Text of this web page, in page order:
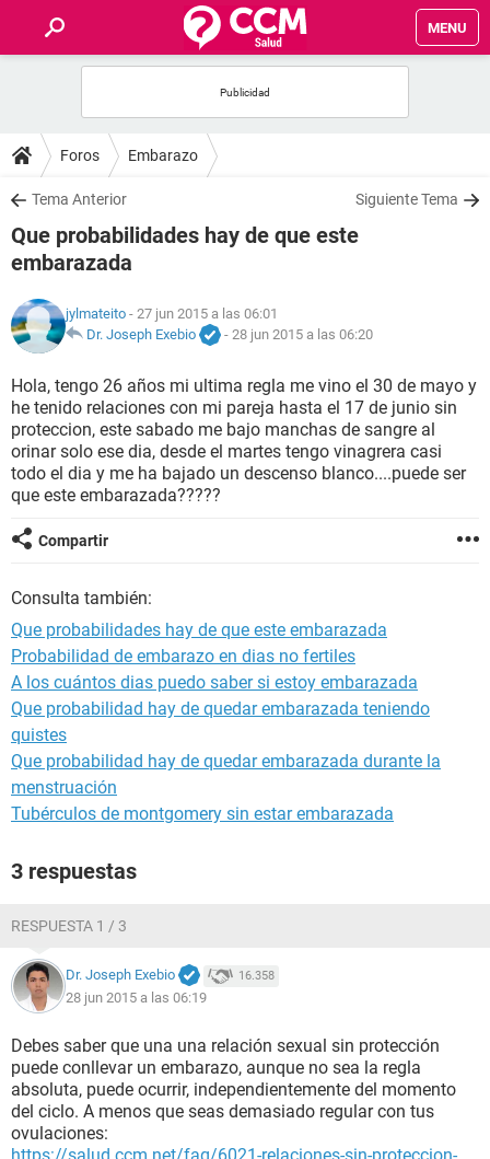
MENU
FOROS
SALUD
FAMILIA
NUTRICIÓN
SEXUALIDAD
GLOSARIO
Foros Embarazo
Tema Anterior Siguiente Tema
Que probabilidades hay de que este
embarazada
jylmateito - 27 jun 2015 a las 06:01
Dr. Joseph Exebio
- 28 jun 2015 a las 06:20
Hola, tengo 26 años mi ultima regla me vino el 30 de mayo y
he tenido relaciones con mi pareja hasta el 17 de junio sin
proteccion, este sabado me bajo manchas de sangre al
orinar solo ese dia, desde el martes tengo vinagrera casi
todo el dia y me ha bajado un descenso blanco....puede ser
que este embarazada?????
Compartir
Consulta también:
Que probabilidades hay de que este embarazada
Probabilidad de embarazo en dias no fertiles
A los cuántos dias puedo saber si estoy embarazada
Que probabilidad hay de quedar embarazada teniendo
quistes
Que probabilidad hay de quedar embarazada durante la
menstruación
Tubérculos de montgomery sin estar embarazada
3 respuestas
RESPUESTA 1 / 3
Dr. Joseph Exebio 16.358
28 jun 2015 a las 06:19
Debes saber que una una relación sexual sin protección
puede conllevar un embarazo, aunque no sea la regla
absoluta, puede ocurrir, independientemente del momento
del ciclo. A menos que seas demasiado regular con tus
ovulaciones: